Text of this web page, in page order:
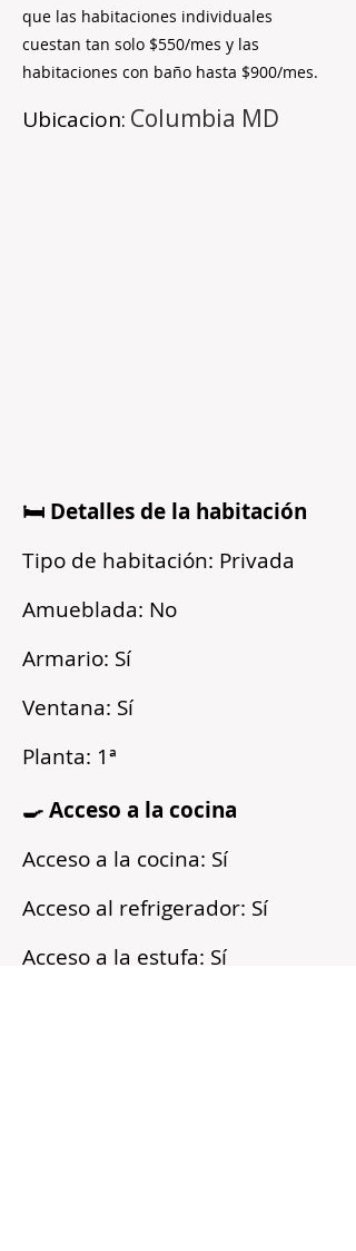
que las habitaciones individuales
cuestan tan solo $550/mes y las
habitaciones con baño hasta $900/mes.
Ubicacion: Columbia MD
🛏️ Detalles de la habitación
Tipo de habitación: Privada
Amueblada: No
Armario: Sí
Ventana: Sí
Planta: 1ª
🍳 Acceso a la cocina
Acceso a la cocina: Sí
Acceso al refrigerador: Sí
Acceso a la estufa: Sí